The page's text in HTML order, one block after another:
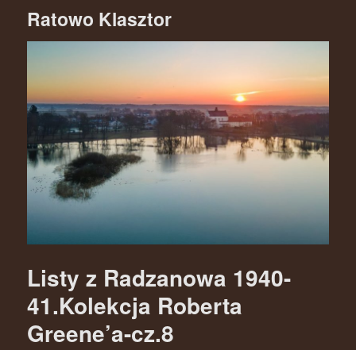
Ratowo Klasztor
Listy z Radzanowa 1940-
41.Kolekcja Roberta
Greene’a-cz.8